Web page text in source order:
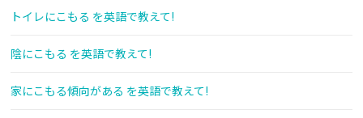
トイレにこもる を英語で教えて!
陰にこもる を英語で教えて!
家にこもる傾向がある を英語で教えて!